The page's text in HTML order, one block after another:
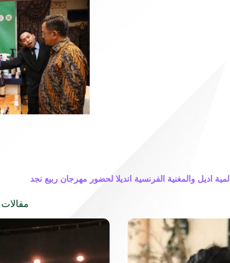
اديل والمغنية الفرنسية انديلا لحضور مهرجان ربيع نجد